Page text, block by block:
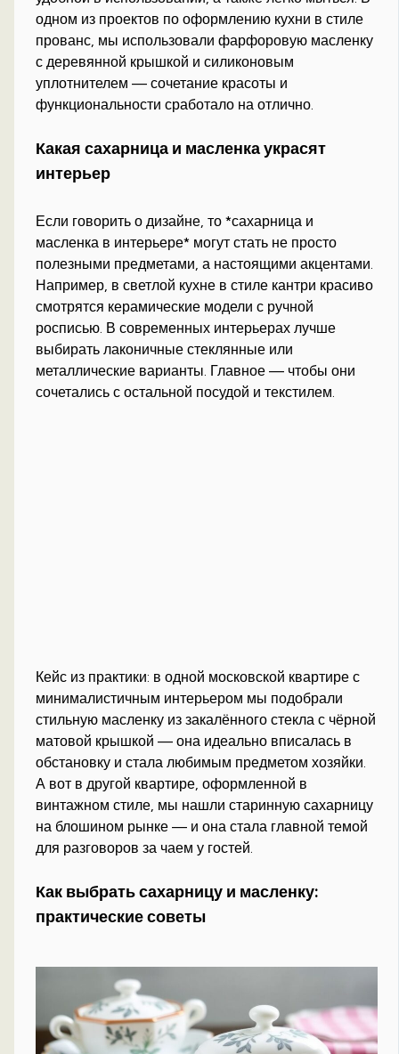
одном из проектов по оформлению кухни в стиле
прованс, мы использовали фарфоровую масленку
с деревянной крышкой и силиконовым
уплотнителем — сочетание красоты и
функциональности сработало на отлично.
Какая сахарница и масленка украсят
интерьер
Если говорить о дизайне, то *сахарница и
масленка в интерьере* могут стать не просто
полезными предметами, а настоящими акцентами.
Например, в светлой кухне в стиле кантри красиво
смотрятся керамические модели с ручной
росписью. В современных интерьерах лучше
выбирать лаконичные стеклянные или
металлические варианты. Главное — чтобы они
сочетались с остальной посудой и текстилем.
Кейс из практики: в одной московской квартире с
минималистичным интерьером мы подобрали
стильную масленку из закалённого стекла с чёрной
матовой крышкой — она идеально вписалась в
обстановку и стала любимым предметом хозяйки.
А вот в другой квартире, оформленной в
винтажном стиле, мы нашли старинную сахарницу
на блошином рынке — и она стала главной темой
для разговоров за чаем у гостей.
Как выбрать сахарницу и масленку:
практические советы